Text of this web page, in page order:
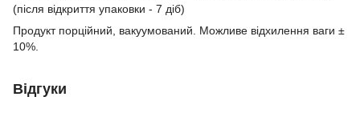
(після відкриття упаковки - 7 діб)
Продукт порційний, вакуумований. Можливе відхилення ваги ±
10%.
Відгуки